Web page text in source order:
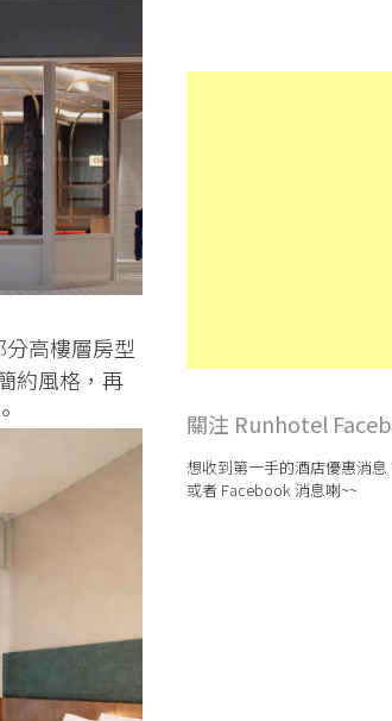
高樓層房型
約風格，再
關注 Runhotel
想收到第一手的酒店優惠消
或者 Facebook 消息喇~~